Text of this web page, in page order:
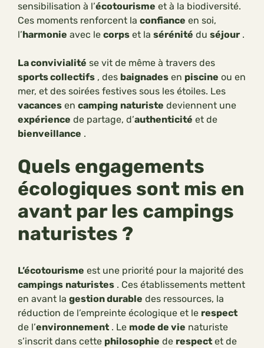
sensibilisation à l’écotourisme et à la biodiversité.
Ces moments renforcent la confiance en soi,
l’harmonie avec le corps et la sérénité du séjour .
La convivialité se vit de même à travers des
sports collectifs , des baignades en piscine ou en
mer, et des soirées festives sous les étoiles. Les
vacances en camping naturiste deviennent une
expérience de partage, d’authenticité et de
bienveillance .
Quels engagements
écologiques sont mis en
avant par les campings
naturistes ?
L’écotourisme est une priorité pour la majorité des
campings naturistes . Ces établissements mettent
en avant la gestion durable des ressources, la
réduction de l’empreinte écologique et le respect
de l’environnement . Le mode de vie naturiste
s’inscrit dans cette philosophie de respect et de